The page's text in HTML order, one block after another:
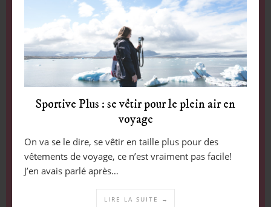
Sportive Plus : se vêtir pour le plein air en
voyage
On va se le dire, se vêtir en taille plus pour des
vêtements de voyage, ce n’est vraiment pas facile!
J’en avais parlé après…
LIRE LA SUITE →